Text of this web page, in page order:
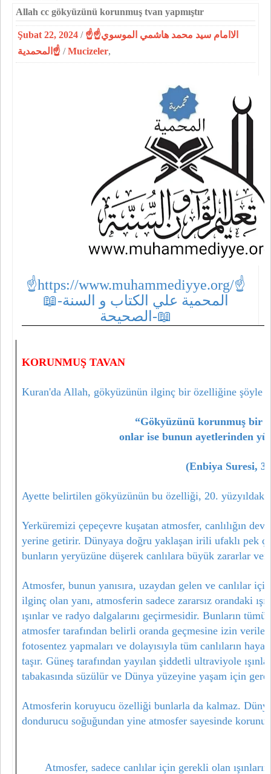
Allah cc gökyüzünü korunmuş tvan yapmıştır
Şubat 22, 2024 / ☝الاامام سيد محمد هاشمي الموسوي☝
المحمدية☝ /Mucizeler,
☝https://www.muhammediyye.org/☝
📖-المحمية علي الكتاب و السنة
الصحيحة-📖
KORUNMUŞ TAVAN
Kuran'da Allah, gökyüzünün ilginç bir özelliğine şöyle
“Gökyüzünü korunmuş bir
onlar ise bunun ayetlerinden
(Enbiya Suresi,
Ayette belirtilen gökyüzünün bu özelliği, 20. yüzyıldaki
Yerküremizi çepeçevre kuşatan atmosfer, canlılığın
yerine getirir. Dünyaya doğru yaklaşan irili ufaklı pek
bunların yeryüzüne düşerek canlılara büyük zararlar
Atmosfer, bunun yanısıra, uzaydan gelen ve canlılar
ilginç olan yanı, atmosferin sadece zararsız orandaki
ışınlar ve radyo dalgalarını geçirmesidir. Bunların
atmosfer tarafından belirli oranda geçmesine izin
fotosentez yapmaları ve dolayısıyla tüm canlıların
taşır. Güneş tarafından yayılan şiddetli ultraviyole
tabakasında süzülür ve Dünya yüzeyine yaşam için
Atmosferin koruyucu özelliği bunlarla da kalmaz.
dondurucu soğuğundan yine atmosfer sayesinde
Atmosfer, sadece canlılar için gerekli olan